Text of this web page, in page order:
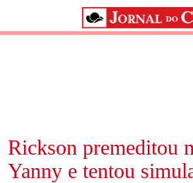
Rickson premeditou
Yanny e tentou